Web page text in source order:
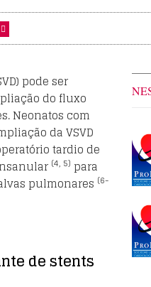
pode ser
do fluxo
Neonatos com
da VSVD
tardio de
(4, 5) para
pulmonares (6-
de stents